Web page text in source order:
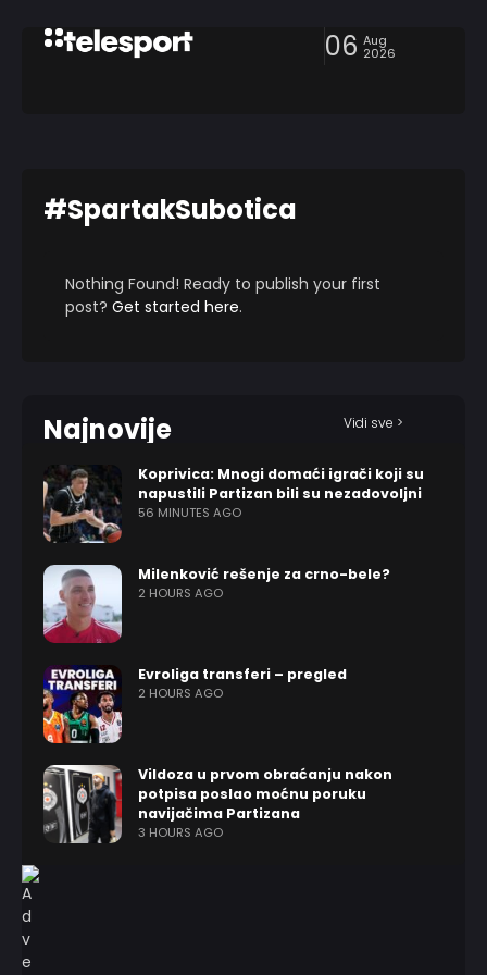
06 Aug
2026
#SpartakSubotica
Nothing Found! Ready to publish your first
post? Get started here.
Najnovije Vidi sve >
Koprivica: Mnogi domaći igrači koji su
napustili Partizan bili su nezadovoljni
56 MINUTES AGO
Milenković rešenje za crno-bele?
2 HOURS AGO
Evroliga transferi – pregled
2 HOURS AGO
Vildoza u prvom obraćanju nakon
potpisa poslao moćnu poruku
navijačima Partizana
3 HOURS AGO